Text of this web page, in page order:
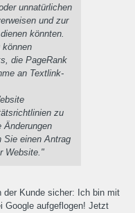
unnatürlichen
und zur
könnten.
können
die PageRank
an Textlink-
zu
Änderungen
Sie einen Antrag
Website."
Kunde sicher: Ich bin mit
Google aufgeflogen! Jetzt